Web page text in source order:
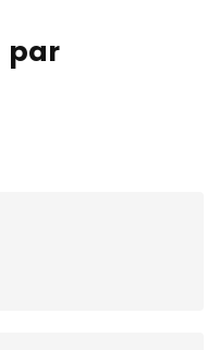
par